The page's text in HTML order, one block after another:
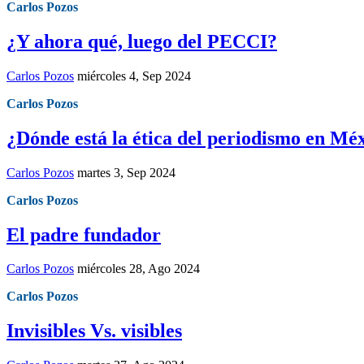
Carlos Pozos
¿Y ahora qué, luego del PECCI?
Carlos Pozos miércoles 4, Sep 2024
Carlos Pozos
¿Dónde está la ética del periodismo en
Carlos Pozos martes 3, Sep 2024
Carlos Pozos
El padre fundador
Carlos Pozos miércoles 28, Ago 2024
Carlos Pozos
Invisibles Vs. visibles